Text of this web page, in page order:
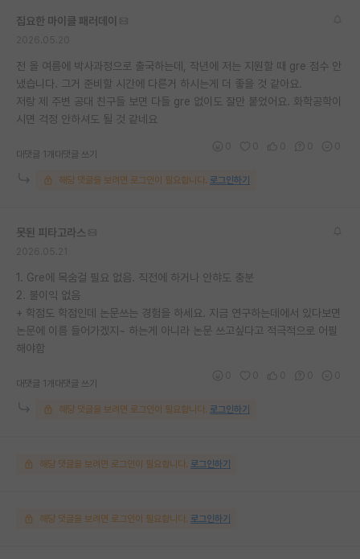
집요한 마이클 패러데이
전 올 여름에 박사과정으로 출국하는데, 작년에 저는 지원할 때 gre 점수 안
냈습니다. 그거 준비할 시간에 다른거 하시는게 더 좋을 것 같아요.
저랑 제 주변 공대 친구들 보면 다들 gre 없이도 잘만 붙었어요. 화학공학이
시면 걱정 안하셔도 될 것 같네요
대댓글 1개 대댓글 쓰기
해당 댓글을 보려면 로그인이 필요합니다. 로그인하기
못된 피타고라스
1. Gre에 목숨걸 필요 없음. 직전에 하거나 안햐도 충분
2. 불이익 없음
+ 학점도 학점인데 논문쓰는 경험을 하세요. 지금 연구하는데에서 있다보면
논문에 이름 들어가겠지~ 하는게 아니라 논문 쓰고싶다고 적극적으로 어필
해야함
대댓글 1개 대댓글 쓰기
해당 댓글을 보려면 로그인이 필요합니다. 로그인하기
해당 댓글을 보려면 로그인이 필요합니다. 로그인하기
해당 댓글을 보려면 로그인이 필요합니다. 로그인하기